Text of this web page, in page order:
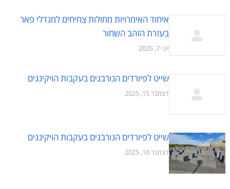
איחוד האימרויות מחולות צחיחים למגדלי פאר
בעזרת הזהב השחור
יוני 7, 2026
שייט לפיורדים הנורבגים בעקבות הויקינגים
דצמבר 15, 2025
שייט לפיורדים הנורבגים בעקבות הויקינגים
דצמבר 10, 2025